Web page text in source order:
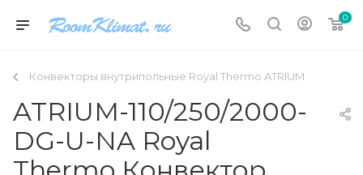
0
Конвекторы внутрипольные Royal Thermo ATRIUM
ATRIUM-110/250/2000-
DG-U-NA Royal